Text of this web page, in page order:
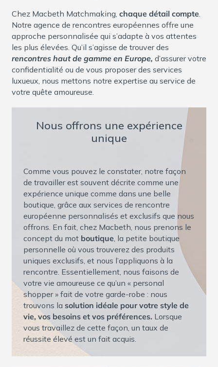
Chez Macbeth Matchmaking, chaque détail compte.
Notre agence de rencontres européennes offre une
approche personnalisée qui s’adapte à vos attentes
les plus élevées. Qu’il s’agisse de trouver des
rencontres haut de gamme en Europe, d’assurer votre
confidentialité ou de vous proposer des services
luxueux, nous mettons notre expertise au service de
votre quête amoureuse.
Nous offrons une expérience
unique
Comme vous pouvez le constater, notre façon
de travailler est souvent décrite comme une
expérience unique comme dans une belle
boutique, grâce aux services de rencontre
européenne personnalisés et exclusifs que nous
offrons. En fait, chez Macbeth, nous prenons le
concept du mot boutique, la petite boutique
personnelle où vous trouverez des produits
uniques exclusifs, et nous l’appliquons à la
rencontre. Essentiellement, nous faisons de
votre vie amoureuse ce qu’un « personal
shopper » fait de votre garde-robe : nous
trouvons la solution idéale pour votre style de
vie, vos besoins et vos préférences. Lorsque
vous travaillez de cette façon, un taux de
réussite élevé est un fait acquis.